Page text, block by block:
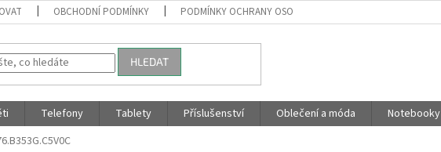
OBCHODNÍ PODMÍNKY PODMÍNKY OCHRANY OSOBNÍCH ÚDAJŮ
HLEDAT
Telefony Tablety Příslušenství Oblečení a móda Notebooky